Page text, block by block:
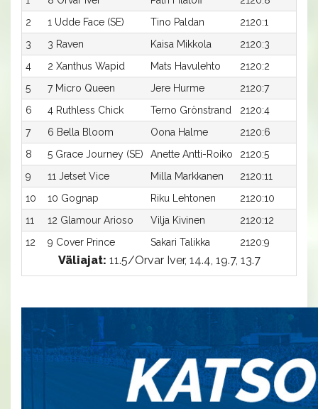
2
1 Udde Face (SE) Tino Paldan 2120:1
3
3 Raven Kaisa Mikkola 2120:3
4
2 Xanthus Wapid Mats Havulehto 2120:2
5
7 Micro Queen Jere Hurme 2120:7
6
4 Ruthless Chick Terno Grönstrand 2120:4
7
6 Bella Bloom Oona Halme 2120:6
8
5 Grace Journey (SE) Anette Antti-Roiko 2120:5
9
11 Jetset Vice Milla Markkanen 2120:11
10
10 Gognap Riku Lehtonen 2120:10
11
12 Glamour Arioso Vilja Kivinen 2120:12
12
9 Cover Prince Sakari Talikka 2120:9
Väliajat: 11.5/Orvar Iver, 14.4, 19.7, 13.7